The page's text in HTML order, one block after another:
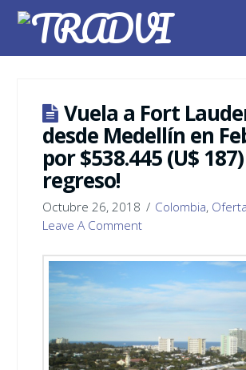
Vuela a Fort
desde Medellín en
por $538.445 (U$
regreso!
Octubre 26, 2018 Colombia,
Leave A Comment